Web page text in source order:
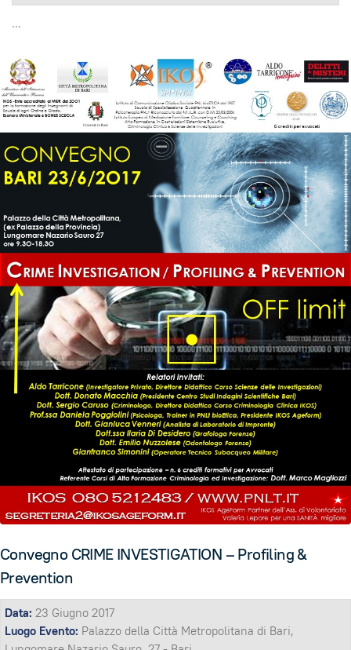
...
Convegno CRIME INVESTIGATION – Profiling &
Prevention
Data: 23 Giugno 2017
Luogo Evento: Palazzo della Città Metropolitana di Bari,